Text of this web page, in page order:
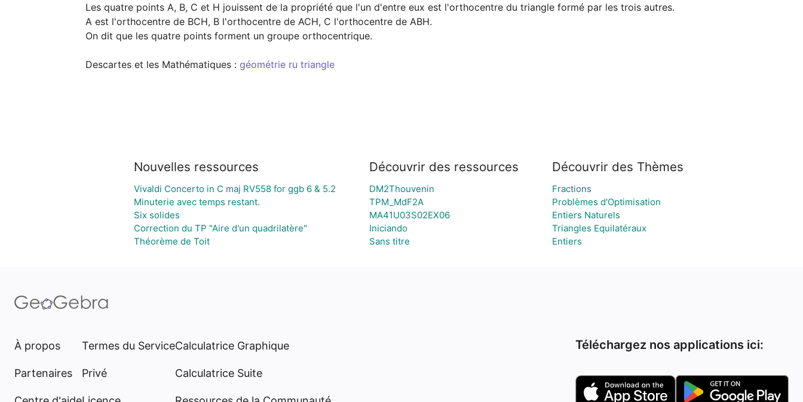
Les quatre points A, B, C et H jouissent de la propriété que l'un d'entre eux est l'orthocentre du triangle formé par les trois autres.
A est l'orthocentre de BCH, B l'orthocentre de ACH, C l'orthocentre de ABH.
On dit que les quatre points forment un groupe orthocentrique.
Descartes et les Mathématiques : géométrie ru triangle
Nouvelles ressources
Vivaldi Concerto in C maj RV558 for ggb 6 & 5.2
Minuterie avec temps restant.
Six solides
Correction du TP "Aire d'un quadrilatère"
Théorème de Toit
Découvrir des ressources
DM2Thouvenin
TPM_MdF2A
MA41U03S02EX06
Iniciando
Sans titre
Découvrir des Thèmes
Fractions
Problèmes d'Optimisation
Entiers Naturels
Triangles Equilatéraux
Entiers
À propos
Partenaires
Termes du Service
Privé
Calculatrice Graphique
Calculatrice Suite
Téléchargez nos applications ici: